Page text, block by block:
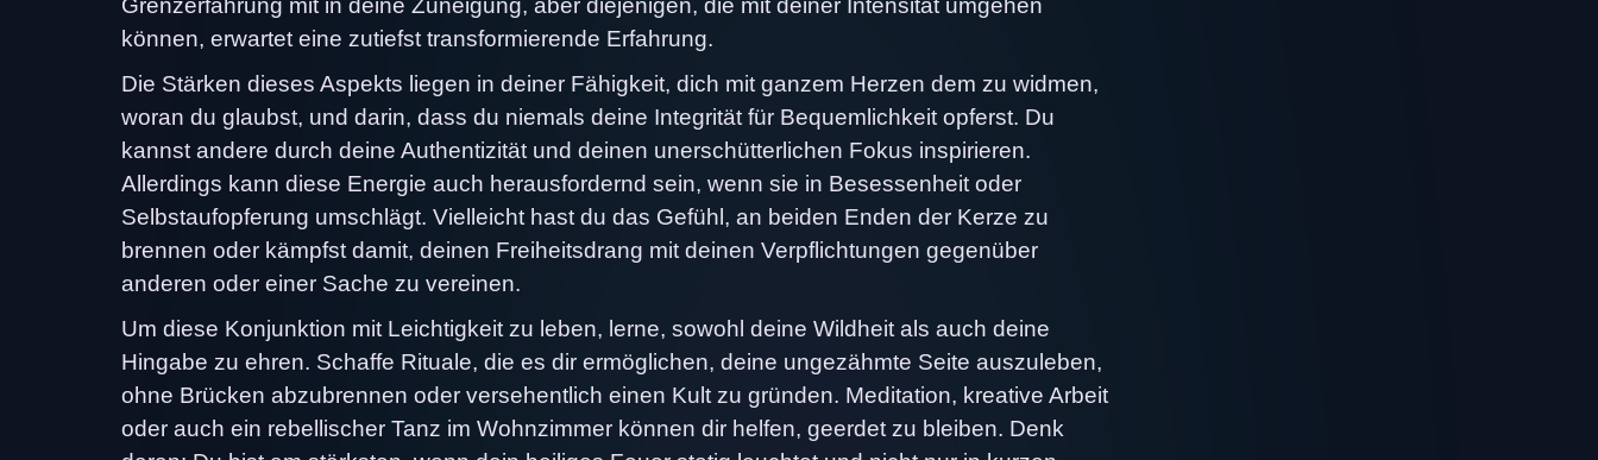
können, erwartet eine zutiefst transformierende Erfahrung.
Die Stärken dieses Aspekts liegen in deiner Fähigkeit, dich mit ganzem Herzen dem zu widmen,
woran du glaubst, und darin, dass du niemals deine Integrität für Bequemlichkeit opferst. Du
kannst andere durch deine Authentizität und deinen unerschütterlichen Fokus inspirieren.
Allerdings kann diese Energie auch herausfordernd sein, wenn sie in Besessenheit oder
Selbstaufopferung umschlägt. Vielleicht hast du das Gefühl, an beiden Enden der Kerze zu
brennen oder kämpfst damit, deinen Freiheitsdrang mit deinen Verpflichtungen gegenüber
anderen oder einer Sache zu vereinen.
Um diese Konjunktion mit Leichtigkeit zu leben, lerne, sowohl deine Wildheit als auch deine
Hingabe zu ehren. Schaffe Rituale, die es dir ermöglichen, deine ungezähmte Seite auszuleben,
ohne Brücken abzubrennen oder versehentlich einen Kult zu gründen. Meditation, kreative Arbeit
oder auch ein rebellischer Tanz im Wohnzimmer können dir helfen, geerdet zu bleiben. Denk